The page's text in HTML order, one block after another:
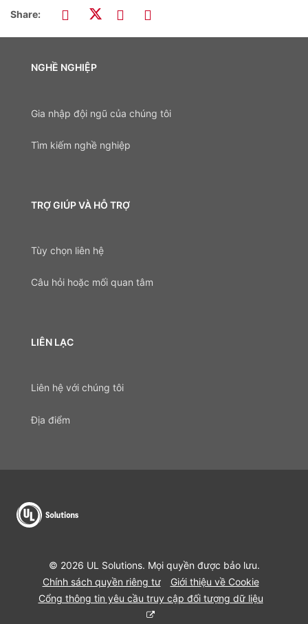
Share:
NGHỀ NGHIỆP
Gia nhập đội ngũ của chúng tôi
Tìm kiếm nghề nghiệp
TRỢ GIÚP VÀ HỖ TRỢ
Tùy chọn liên hệ
Câu hỏi hoặc mối quan tâm
LIÊN LẠC
Liên hệ với chúng tôi
Địa điểm
© 2026 UL Solutions. Mọi quyền được bảo lưu.
Chính sách quyền riêng tư
Giới thiệu về Cookie
Cổng thông tin yêu cầu truy cập đối tượng dữ liệu